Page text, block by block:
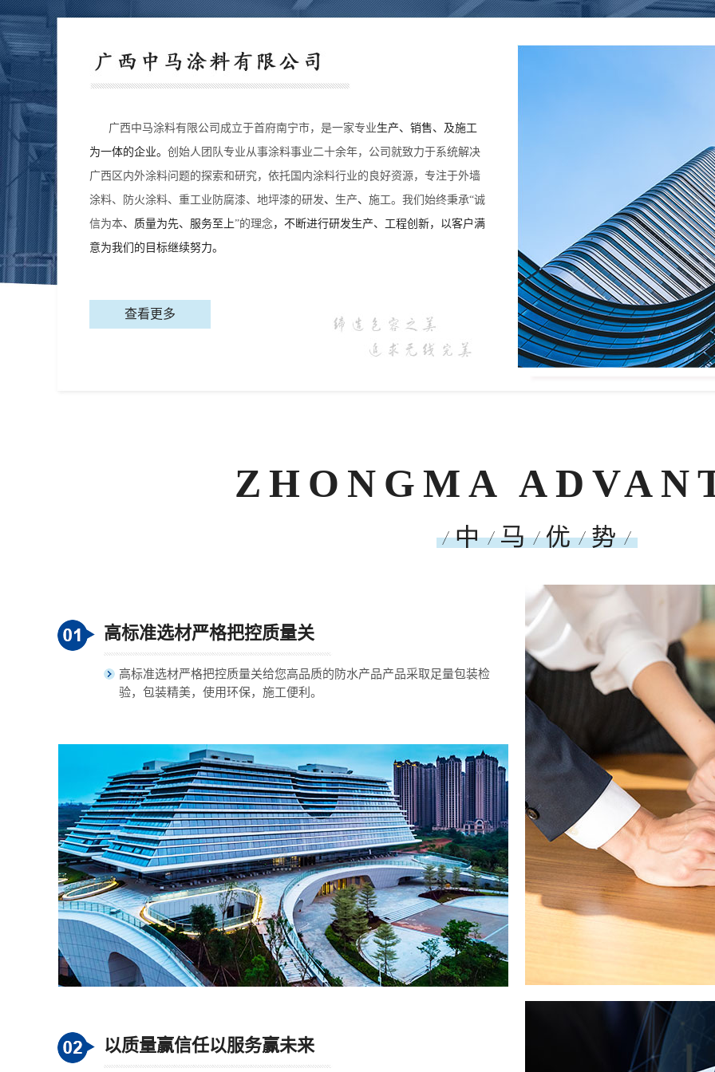
广西中马涂料有限公司成立于首府南宁市，是一家专业生产、销售、及施工
为一体的企业。 创始人团队专业从事涂料事业二十余年，公司就致力于系统解决
广西区内外涂料问题的探索和研究，依托国内涂料行业的良好资源，专注于外墙
涂料、防火涂料、重工业防腐漆、地坪漆的研发、 生产、 施工。我们始终秉承“诚
信为本、质量为先、服务至上”的理念，不断进行研发生产、工程创新，以客户满
意为我们的目标继续努力。
查看更多
ZHONGMA
高标准选材严格把控质量关
高标准选材严格把控质量关给您高品质的防水产品产品采取足量包装检
验，包装精美，使用环保，施工便利。
以质量赢信任以服务赢未来